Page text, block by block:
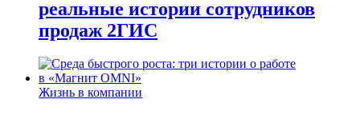
реальные истории сотрудников
продаж 2ГИС
Жизнь в компании